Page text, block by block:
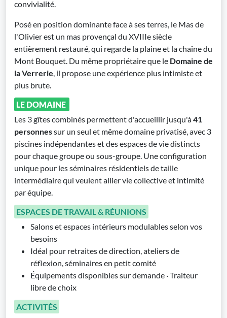
convivialité.
Posé en position dominante face à ses terres, le Mas de
l'Olivier est un mas provençal du XVIIIe siècle
entièrement restauré, qui regarde la plaine et la chaîne du
Mont Bouquet. Du même propriétaire que le Domaine de
la Verrerie, il propose une expérience plus intimiste et
plus brute.
LE DOMAINE
Les 3 gîtes combinés permettent d'accueillir jusqu'à41
personnessur un seul et même domaine privatisé, avec 3
piscines indépendantes et des espaces de vie distincts
pour chaque groupe ou sous-groupe. Une configuration
unique pour les séminaires résidentiels de taille
intermédiaire qui veulent allier vie collective et intimité
par équipe.
ESPACES DE TRAVAIL & RÉUNIONS
Salons et espaces intérieurs modulables selon vos
besoins
Idéal pour retraites de direction, ateliers de
réflexion, séminaires en petit comité
Équipements disponibles sur demande · Traiteur
libre de choix
ACTIVITÉS